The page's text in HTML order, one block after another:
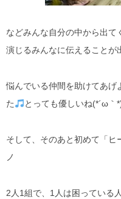
などみんな自分の中から出て
演じるみんなに伝えることが
悩んでいる仲間を助けてあげ
た
とっても優しいね(*´ω｀
そして、そのあと初めて「
ノ
2人1組で、1人は困っている